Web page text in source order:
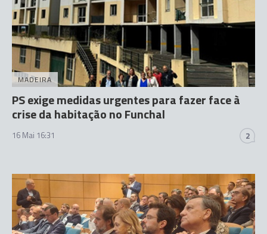
MADEIRA
PS exige medidas urgentes para fazer face à
crise da habitação no Funchal
16 Mai 16:31 2